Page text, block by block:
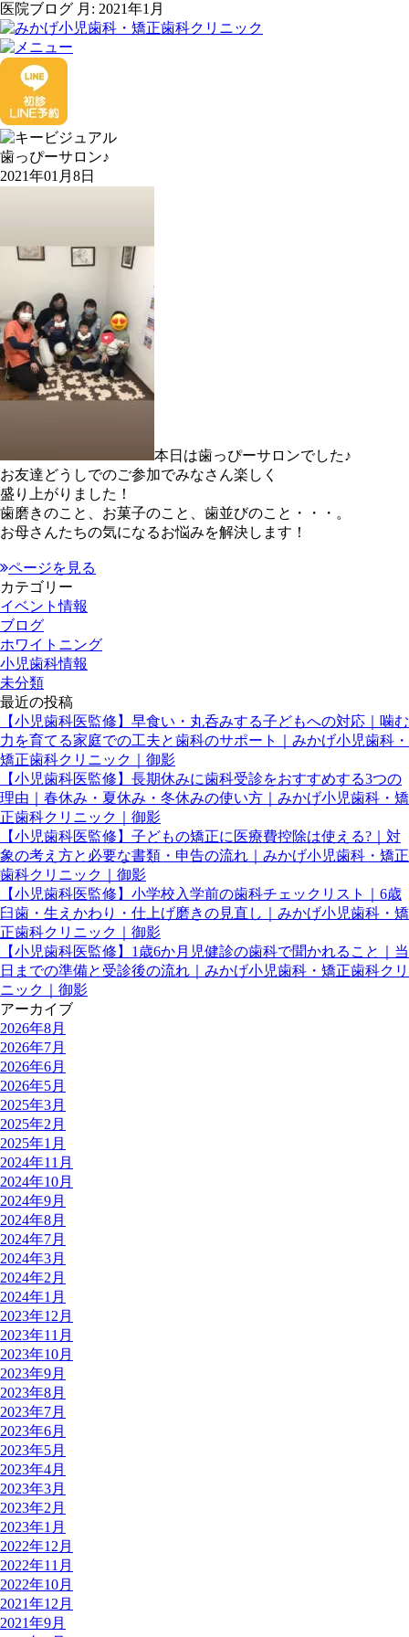
医院ブログ 月: 2021年1月
歯っぴーサロン♪
2021年01月8日
本日は歯っぴーサロンでした♪
お友達どうしでのご参加でみなさん楽しく
盛り上がりました！
歯磨きのこと、お菓子のこと、歯並びのこと・・・。
お母さんたちの気になるお悩みを解決します！
ページを見る
カテゴリー
イベント情報
ブログ
ホワイトニング
小児歯科情報
未分類
最近の投稿
【小児歯科医監修】早食い・丸呑みする子どもへの対応｜噛む
力を育てる家庭での工夫と歯科のサポート｜みかげ小児歯科・
矯正歯科クリニック｜御影
【小児歯科医監修】長期休みに歯科受診をおすすめする3つの
理由｜春休み・夏休み・冬休みの使い方｜みかげ小児歯科・矯
正歯科クリニック｜御影
【小児歯科医監修】子どもの矯正に医療費控除は使える?｜対
象の考え方と必要な書類・申告の流れ｜みかげ小児歯科・矯正
歯科クリニック｜御影
【小児歯科医監修】小学校入学前の歯科チェックリスト｜6歳
臼歯・生えかわり・仕上げ磨きの見直し｜みかげ小児歯科・矯
正歯科クリニック｜御影
【小児歯科医監修】1歳6か月児健診の歯科で聞かれること｜当
日までの準備と受診後の流れ｜みかげ小児歯科・矯正歯科クリ
ニック｜御影
アーカイブ
2026年8月
2026年7月
2026年6月
2026年5月
2025年3月
2025年2月
2025年1月
2024年11月
2024年10月
2024年9月
2024年8月
2024年7月
2024年3月
2024年2月
2024年1月
2023年12月
2023年11月
2023年10月
2023年9月
2023年8月
2023年7月
2023年6月
2023年5月
2023年4月
2023年3月
2023年2月
2023年1月
2022年12月
2022年11月
2022年10月
2021年12月
2021年9月